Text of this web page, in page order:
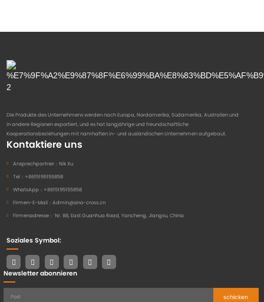
Die Produkte des Unternehmens werden nach Europa, Nordamerika, Südamerika, Australien und
in andere Regionen exportiert, und es hat langjährige und freundschaftliche
Kooperationsbeziehungen mit namhaften in- und ausländischen Unternehmen aufgebaut.
Kontaktiere uns
Ansprechpartner： Nik Xu
Tel： +8615195155858
WhatsApp： +8615195155858
Firmen-E-Mail： Admin@sino-cross.cn
Firmenadresse： Nr. 88, East Guanhua Road, Yancheng, Jiangsu, China
Soziales Symbol:
Newsletter abonnieren
schicken